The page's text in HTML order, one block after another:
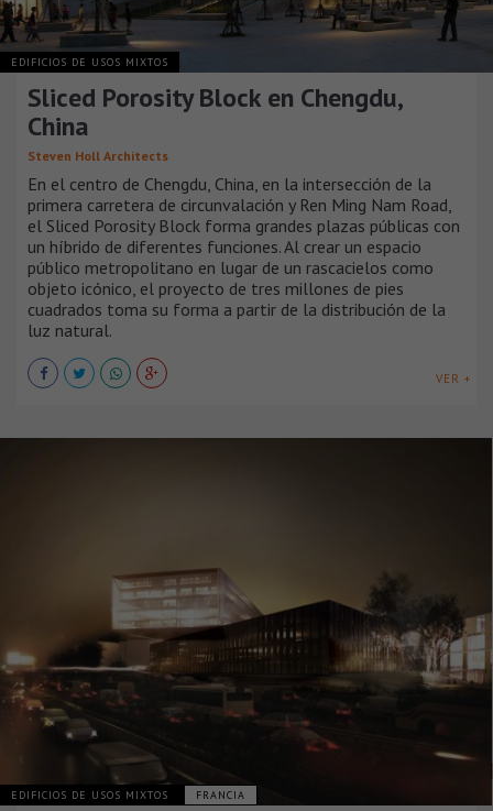
EDIFICIOS DE USOS MIXTOS
Sliced Porosity Block en Chengdu,
China
Steven Holl Architects
En el centro de Chengdu, China, en la intersección de la
primera carretera de circunvalación y Ren Ming Nam Road,
el Sliced Porosity Block forma grandes plazas públicas con
un híbrido de diferentes funciones. Al crear un espacio
público metropolitano en lugar de un rascacielos como
objeto icónico, el proyecto de tres millones de pies
cuadrados toma su forma a partir de la distribución de la
luz natural.
VER +
EDIFICIOS DE USOS MIXTOS FRANCIA